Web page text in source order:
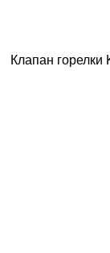
Клапан